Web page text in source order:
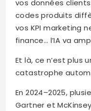
vos données
codes produits
vos KPI marketing
finance… l’IA va
Et là, ce n’est plus
catastrophe
En 2024–2025,
Gartner et